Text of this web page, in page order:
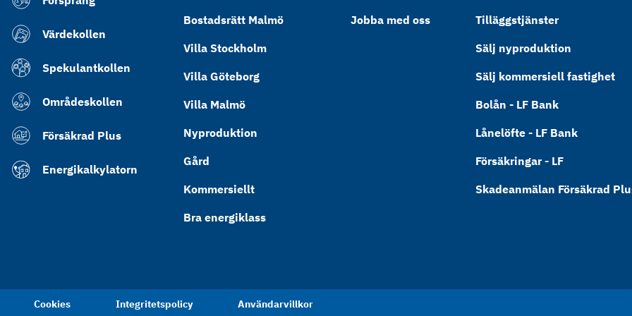
Värdekollen
Spekulantkollen
Områdeskollen
Försäkrad Plus
Energikalkylatorn
Bostadsrätt Malmö
Villa Stockholm
Villa Göteborg
Villa Malmö
Nyproduktion
Gård
Kommersiellt
Bra energiklass
Jobba med oss
Tilläggstjänster
Sälj nyproduktion
Sälj kommersiell fastighet
Bolån - LF Bank
Lånelöfte - LF Bank
Försäkringar - LF
Skadeanmälan Försäkrad
Cookies Integritetspolicy Användarvillkor